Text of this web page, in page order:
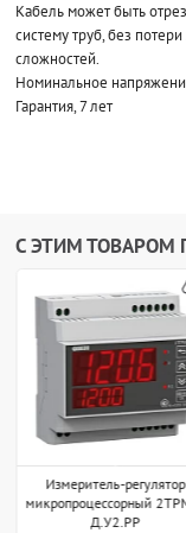
Кабель может быть
систему труб, без
сложностей.
Номинальное
Гарантия, 7 лет
С ЭТИМ ТОВАРОМ
Измеритель-регулятор
микропроцессорный
Д.У2.РР